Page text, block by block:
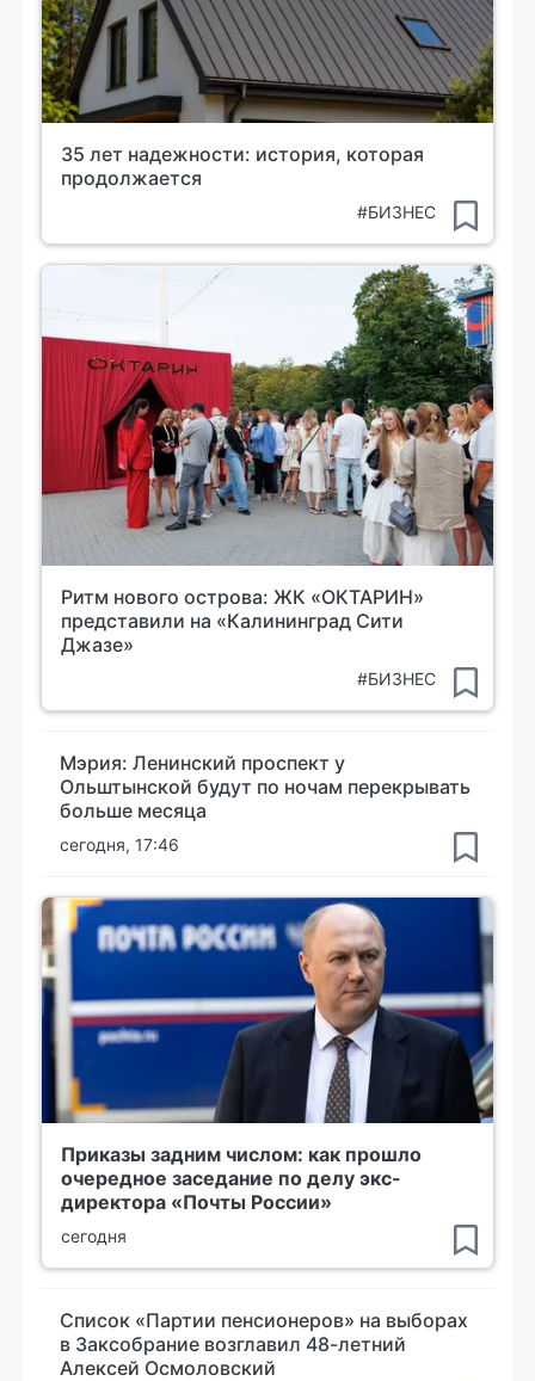
35 лет надежности: история, которая
продолжается
#БИЗНЕС
Ритм нового острова: ЖК «ОКТАРИН»
представили на «Калининград Сити
Джазе»
#БИЗНЕС
Мэрия: Ленинский проспект у
Ольштынской будут по ночам перекрывать
больше месяца
сегодня, 17:46
Приказы задним числом: как прошло
очередное заседание по делу экс-
директора «Почты России»
сегодня
Список «Партии пенсионеров» на выборах
в Заксобрание возглавил 48-летний
Алексей Осмоловский